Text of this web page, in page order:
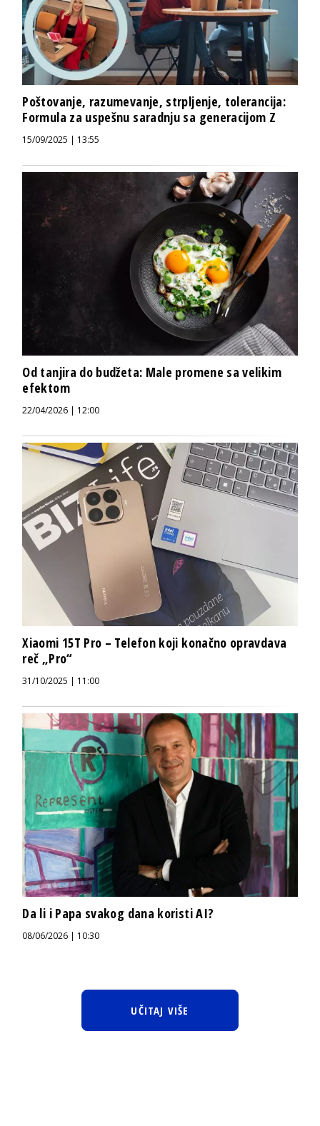
Poštovanje, razumevanje, strpljenje, tolerancija:
Formula za uspešnu saradnju sa generacijom Z
15/09/2025 | 13:55
Od tanjira do budžeta: Male promene sa velikim
efektom
22/04/2026 | 12:00
Xiaomi 15T Pro – Telefon koji konačno opravdava
reč „Pro“
31/10/2025 | 11:00
Da li i Papa svakog dana koristi AI?
08/06/2026 | 10:30
UČITAJ VIŠE